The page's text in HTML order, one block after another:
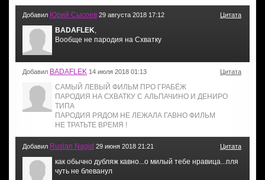
Добавил Юрий Сысоев 29 августа 2018 17:12 Цитата
BADAFLEK,
Вообще не пародия на Схватку
Добавил BADAFLEK 14 июля 2018 01:13 Цитата
САМЫЙ ЛЕВЫЙ ФИЛЬМ ПРО ГРАБЁЖ
ПАРОДИЯ НА СХВАТКУ С АЛЬПАЧИНО И ДЕНИРО
ТИПА
ПАРОДИЯ РЯДОМ НЕ ЛЕЖАЛА ГАВНО ФИЛЬМ
НЕ ТРАТЬТЕ ВРЕМЯ !
Добавил Ruslan Nagid 29 июня 2018 21:21 Цитата
как обычно дубляж кавно...о милый тебе нравица...пля
чуть не блеванул